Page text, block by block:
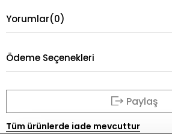
Yorumlar(0)
Ödeme Seçenekleri
Paylaş
Tüm ürünlerde iade mevcuttur